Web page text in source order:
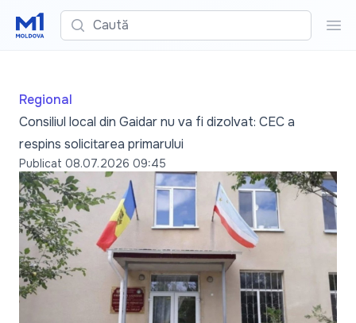
Caută
Regional
Consiliul local din Gaidar nu va fi dizolvat: CEC a
respins solicitarea primarului
Publicat 08.07.2026 09:45